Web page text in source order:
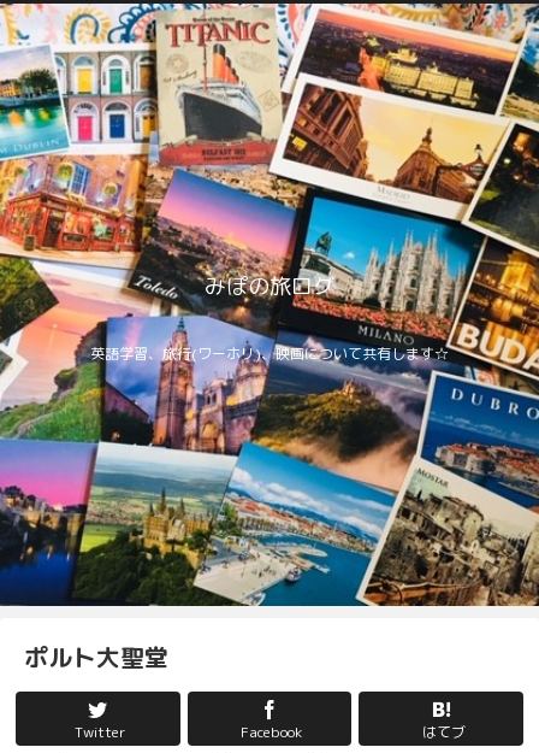
みぽの旅ログ
英語学習、旅行(ワーホリ)、映画について共有します☆
ポルト大聖堂
Twitter Facebook はてブ